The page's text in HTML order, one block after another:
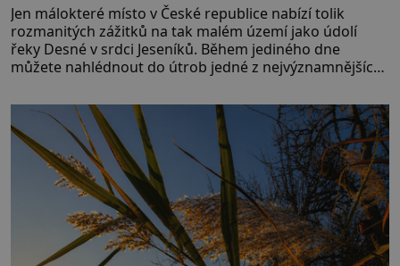
Jen málokteré místo v České republice nabízí tolik
rozmanitých zážitků na tak malém území jako údolí
řeky Desné v srdci Jeseníků. Během jediného dne
můžete nahlédnout do útrob jedné z nejvýznamnějších
hřebeny, projet se na koloběžce a den zakončit
poznáváním památek ve Velkých Losinách nebo v
termálním